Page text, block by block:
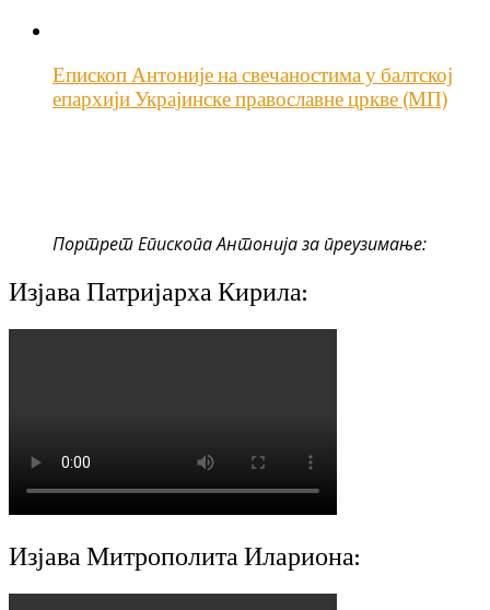
Епископ Антоније на свечаностима у балтској
епархији Украјинске православне цркве (МП)
Портрет Епископа Антонија за преузимање:
Изјава Патријарха Кирила:
Изјава Митрополита Илариона: